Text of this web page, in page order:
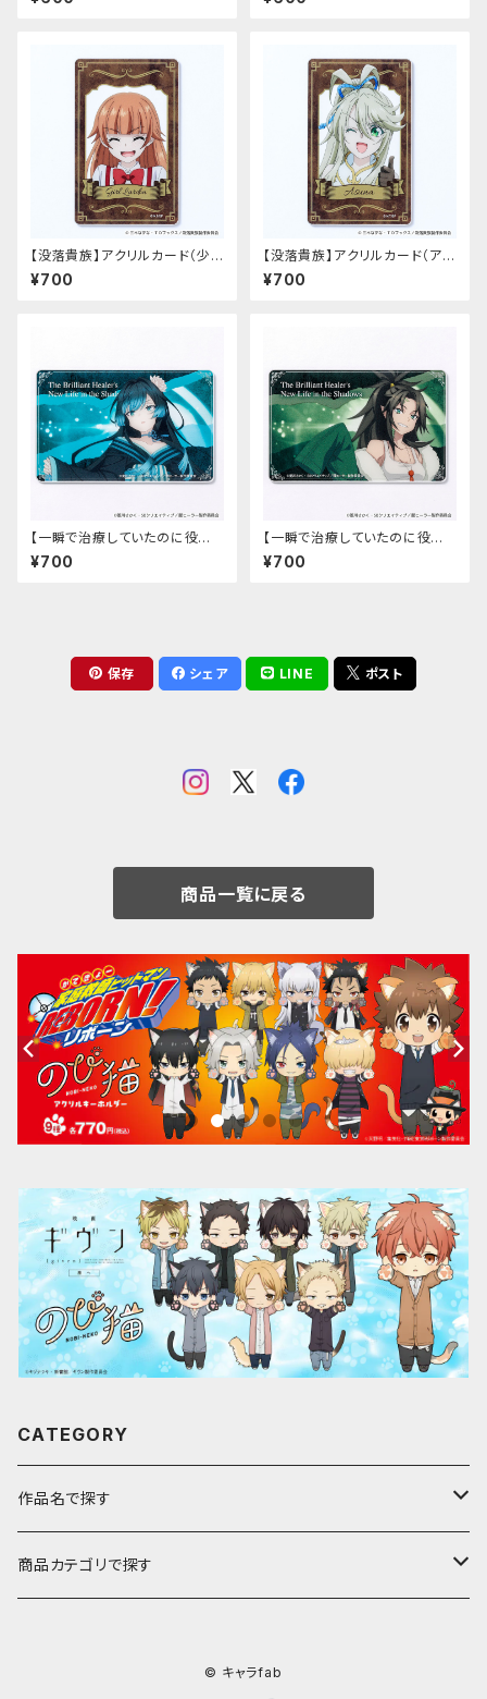
（シオン）
（マリー）
【没落貴族】アクリルカード（少
女ラードーン）
¥700
【没落貴族】アクリルカード（アス
ナ）
¥700
【一瞬で治療していたのに役立
たずと追放された天才治癒師、
闇ヒーラーとして楽しく生きる】
¥700
【一瞬で治療していたのに役立
たずと追放された天才治癒師、
闇ヒーラーとして楽しく生きる】
¥700
保存 シェア LINE ポスト
商品一覧に戻る
CATEGORY
作品名で探す
ア行
商品カテゴリで探す
© キャラfab